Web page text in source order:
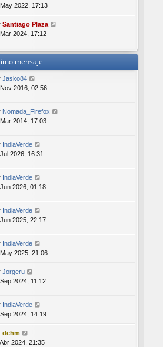
2022, 17:13
Santiago Plaza
2024, 17:12
mensaje
Jasko84
2016, 02:56
Nomada_Firefox
2014, 17:03
IndiaVerde
2026, 16:31
IndiaVerde
2026, 01:18
IndiaVerde
2025, 22:17
IndiaVerde
2025, 21:06
Jorgeru
2024, 11:12
IndiaVerde
2024, 14:19
dehm
2024, 21:35